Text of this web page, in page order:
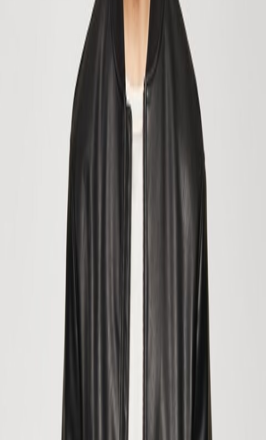
Распродажи для женщин в
День киберпонедельника
ПЛАТЬЯ И КОМБИНЕЗОНЫ
ФУТБОЛКИ И ВЕРХНЯЯ ОДЕЖДА